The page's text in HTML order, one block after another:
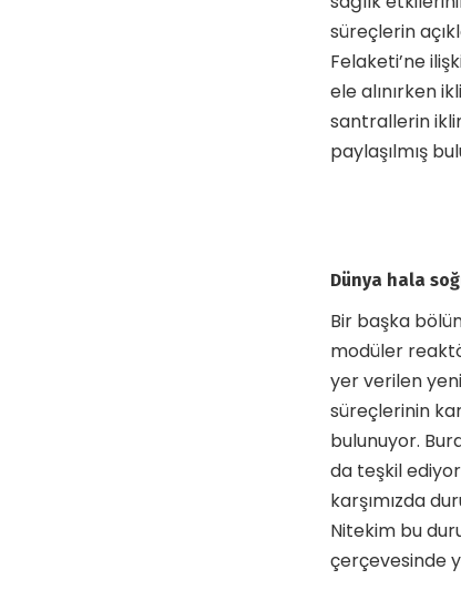
süreçlerin
Felaketi’ne
ele alınırken
santrallerin
paylaşılmış
Dünya hala
Bir başka
modüler
yer verilen
süreçlerinin
bulunuyor.
da teşkil
karşımızda
Nitekim bu
çerçevesinde